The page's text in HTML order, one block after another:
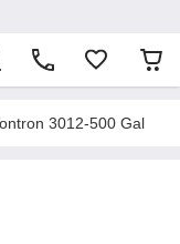
3012-500 Gal